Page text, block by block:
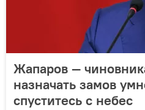
Жапаров —
назначать замов
спуститесь с небес